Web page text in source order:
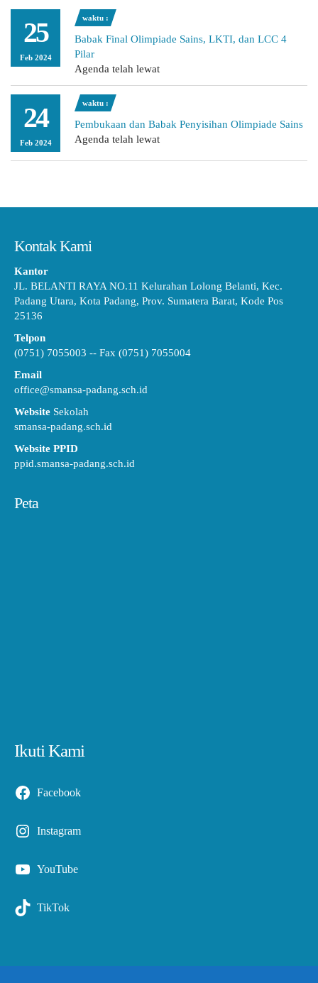
25
Feb 2024
waktu :
Babak Final Olimpiade Sains, LKTI, dan LCC 4
Pilar
Agenda telah lewat
24
Feb 2024
waktu :
Pembukaan dan Babak Penyisihan Olimpiade Sains
Agenda telah lewat
Kontak Kami
Kantor
JL. BELANTI RAYA NO.11 Kelurahan Lolong Belanti, Kec.
Padang Utara, Kota Padang, Prov. Sumatera Barat, Kode Pos
25136
Telpon
(0751) 7055003 -- Fax (0751) 7055004
Email
office@smansa-padang.sch.id
Website Sekolah
smansa-padang.sch.id
Website PPID
ppid.smansa-padang.sch.id
Peta
Ikuti Kami
Facebook
Instagram
YouTube
TikTok